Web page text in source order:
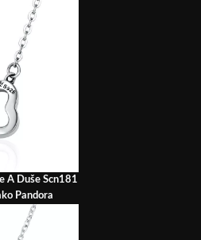
A Duše Scn181
Pandora